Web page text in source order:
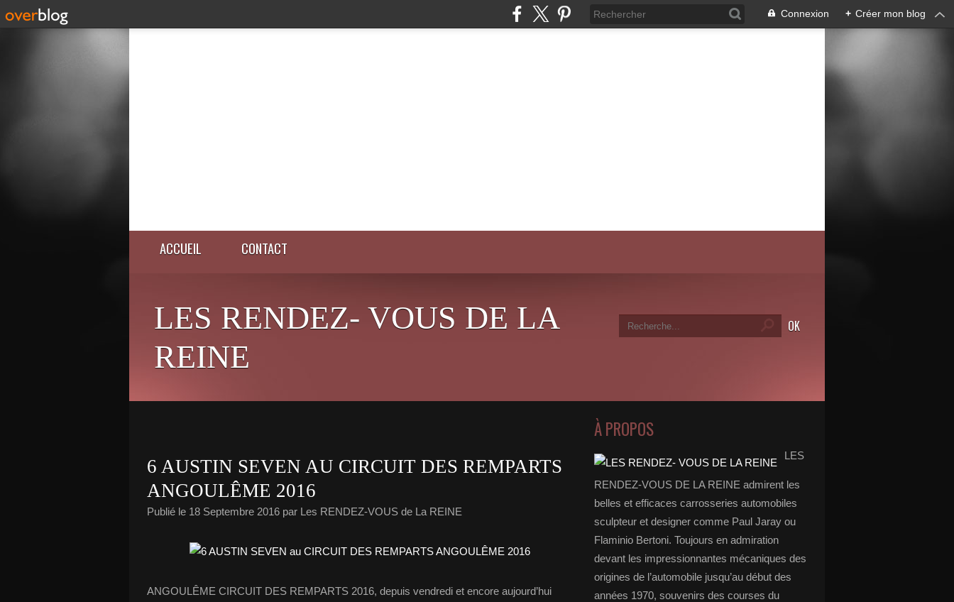
Connexion + Créer mon blog
ACCUEIL CONTACT
LES RENDEZ- VOUS DE LA
REINE
6 AUSTIN SEVEN AU CIRCUIT DES REMPARTS
ANGOULÊME 2016
Publié le 18 Septembre 2016 par Les RENDEZ-VOUS de La REINE
ANGOULÊME CIRCUIT DES REMPARTS 2016, depuis vendredi et encore aujourd’hui
À PROPOS
LES
RENDEZ-VOUS DE LA REINE admirent les
belles et efficaces carrosseries automobiles
sculpteur et designer comme Paul Jaray ou
Flaminio Bertoni. Toujours en admiration
devant les impressionnantes mécaniques des
origines de l’automobile jusqu’au début des
années 1970, souvenirs des courses du